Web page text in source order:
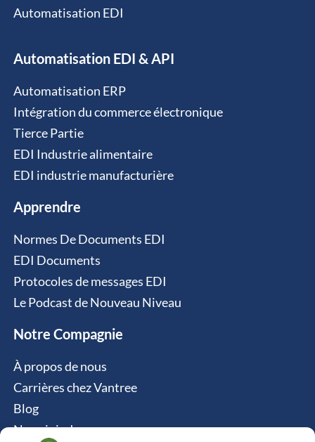
Automatisation EDI
Automatisation EDI & API
Automatisation ERP
Intégration du commerce électronique
Tierce Partie
EDI Industrie alimentaire
EDI industrie manufacturière
Apprendre
Normes De Documents EDI
EDI Documents
Protocoles de messages EDI
Le Podcast de Nouveau Niveau
Notre Compagnie
À propos de nous
Carrières chez Vantree
Blog
Nous joindre